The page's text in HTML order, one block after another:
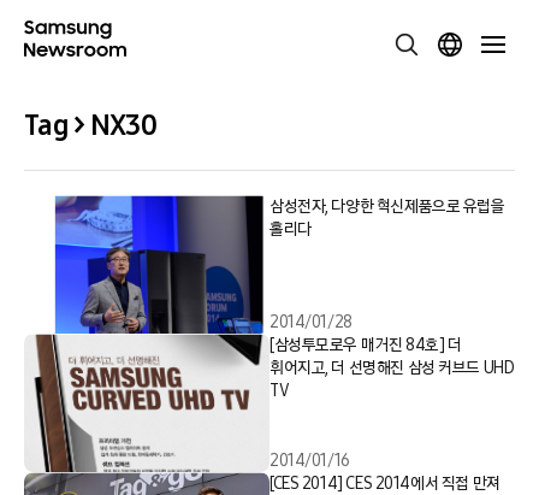
Tag > NX30
삼성전자, 다양한 혁신제품으로 유럽을
홀리다
2014/01/28
[삼성투모로우 매거진 84호] 더
휘어지고, 더 선명해진 삼성 커브드 UHD
TV
2014/01/16
[CES 2014] CES 2014에서 직접 만져